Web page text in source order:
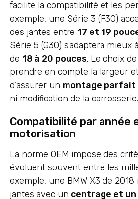
facilite la compatibilité et les
exemple, une Série 3 (F30)
des jantes entre 17 et 19
Série 5 (G30) s’adaptera mieux
de 18 à 20 pouces. Le choix
prendre en compte la largeur
d’assurer un montage parfait
ni modification de la carrosserie.
Compatibilité par année
motorisation
La norme OEM impose des
évoluent souvent entre les
exemple, une BMW X3 de
jantes avec un centrage et